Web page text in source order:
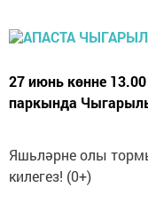
27 июнь көнне
паркында
Яшьләрне олы
килегез! (0+)